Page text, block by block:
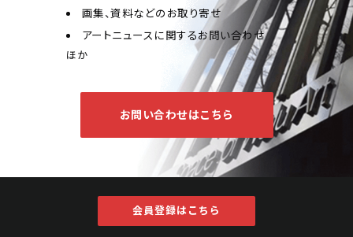
画集、資料などのお取り寄せ
アートニュースに関するお問い合わせ
ほか
お問い合わせはこちら
会員登録はこちら